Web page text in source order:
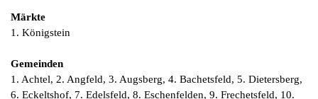
Märkte
1. Königstein
Gemeinden
1. Achtel, 2. Angfeld, 3. Augsberg, 4. Bachetsfeld, 5. Dietersberg,
6. Eckeltshof, 7. Edelsfeld, 8. Eschenfelden, 9. Frechetsfeld, 10.